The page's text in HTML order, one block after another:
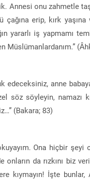
Annesi onu zahmetle
erip, kırk yaşına
yararlı iş yapmamı
Müslümanlardanım.”
edeceksiniz, anne
söz söyleyin, namazı
(Bakara; 83)
Ona hiçbir
da rızkını biz
kıymayın! İşte